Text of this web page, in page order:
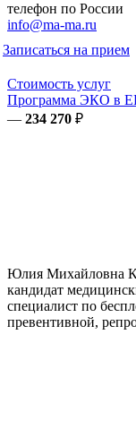
телефон по России
info@ma-ma.ru
Записаться на прием
Стоимость услуг
Программа ЭКО в
— 234 270 ₽
Юлия Михайловна
кандидат
специалист по
превентивной,